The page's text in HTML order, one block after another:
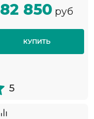
82 850 руб
КУПИТЬ
5